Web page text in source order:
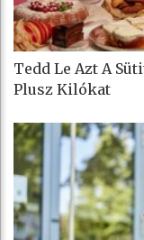
Tedd Le Azt A
Plusz Kilókat